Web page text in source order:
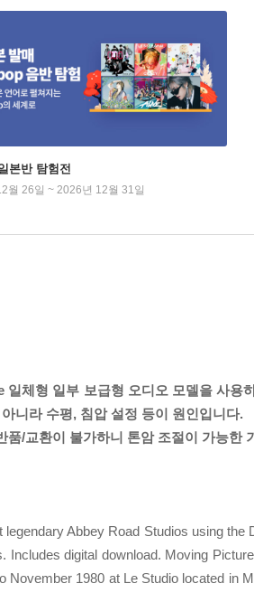
본반 탐험전
월 26일 ~ 2026년 12월 31일
체형 일부 보급형 오디오 모델을 사용
니라 수평, 침압 설정 등이 원인입니다.
/교환이 불가하니 톤암 조절이 가능한
Abbey Road Studios using
digital download. Moving
1980 at Le Studio located in